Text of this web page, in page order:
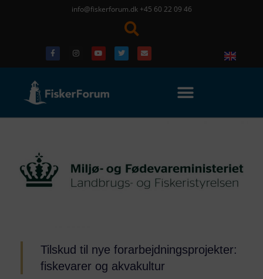
info@fiskerforum.dk +45 60 22 09 46
Tilskud til nye forarbejdningsprojekter:
fiskevarer og akvakultur